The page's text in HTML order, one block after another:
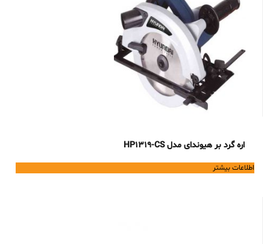
اره گرد بر هیوندای مدل HP1319-CS
اطلاعات بیشتر